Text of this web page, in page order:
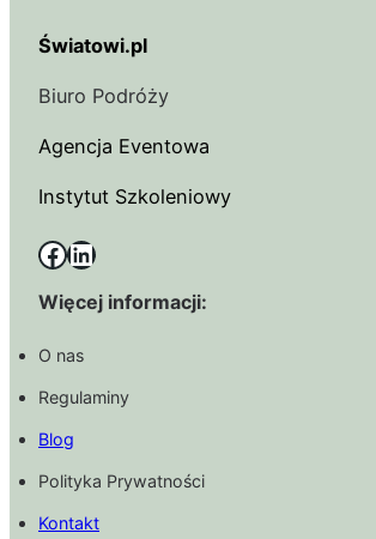
Światowi.pl
Biuro Podróży
Agencja Eventowa
Instytut Szkoleniowy
Facebook LinkedIn
Więcej informacji:
O nas
Regulaminy
Blog
Polityka Prywatności
Kontakt